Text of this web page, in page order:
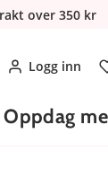
over 350 kr
Logg inn
Oppdag